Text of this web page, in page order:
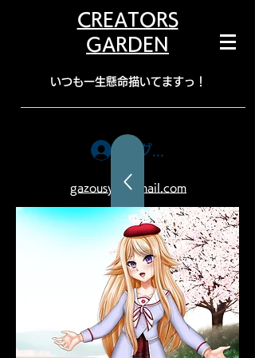
CREATORS
GARDEN
​いつも一生懸命描いてますっ！
ログイン
gazousya@gmail.com